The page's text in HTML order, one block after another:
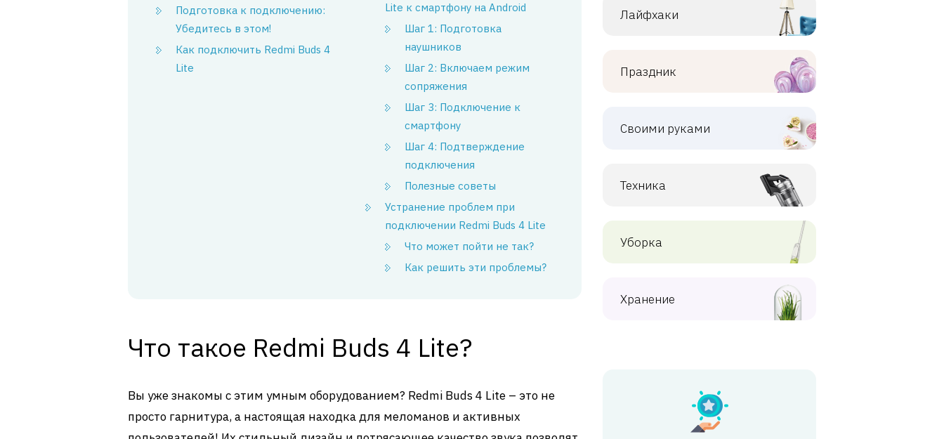
Подготовка к подключению:
Убедитесь в этом!
Как подключить Redmi Buds 4
Lite
Lite к смартфону на Android
Шаг 1: Подготовка
наушников
Шаг 2: Включаем режим
сопряжения
Шаг 3: Подключение к
смартфону
Шаг 4: Подтверждение
подключения
Полезные советы
Устранение проблем при
подключении Redmi Buds 4 Lite
Что может пойти не так?
Как решить эти проблемы?
Что такое Redmi Buds 4 Lite?
Вы уже знакомы с этим умным оборудованием? Redmi Buds 4 Lite – это не
просто гарнитура, а настоящая находка для меломанов и активных
Лайфхаки
Праздник
Своими руками
Техника
Уборка
Хранение